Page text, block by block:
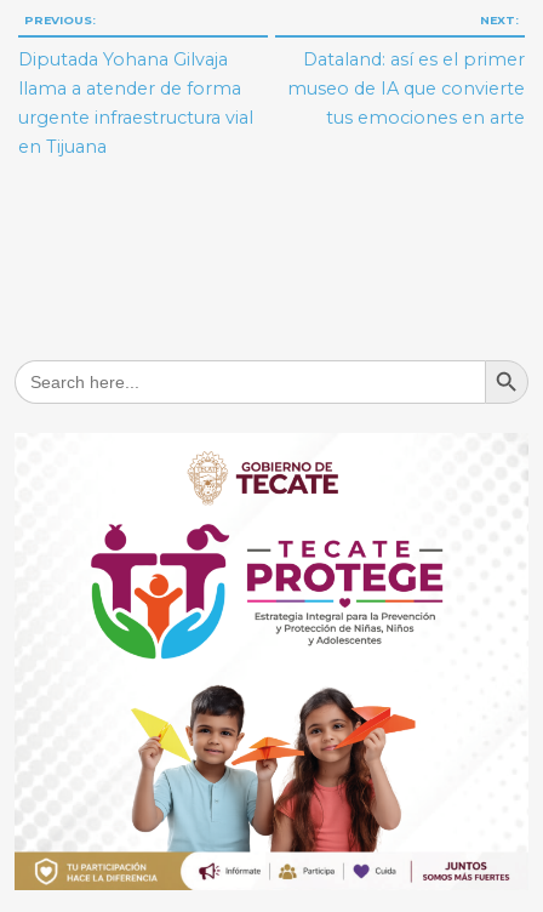
Navegación
de
entradas
PREVIOUS:
Diputada Yohana Gilvaja
llama a atender de forma
urgente infraestructura vial
en Tijuana
NEXT:
Dataland: así es el primer
museo de IA que convierte
tus emociones en arte
Search
for:
Search